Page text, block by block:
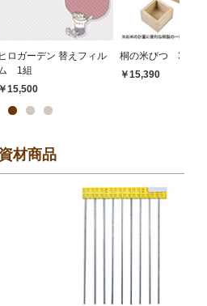
ヒロガーデン 替えフィル
ム 1組
￥15,500
桐の米びつ 30kg
￥15,390
材商品